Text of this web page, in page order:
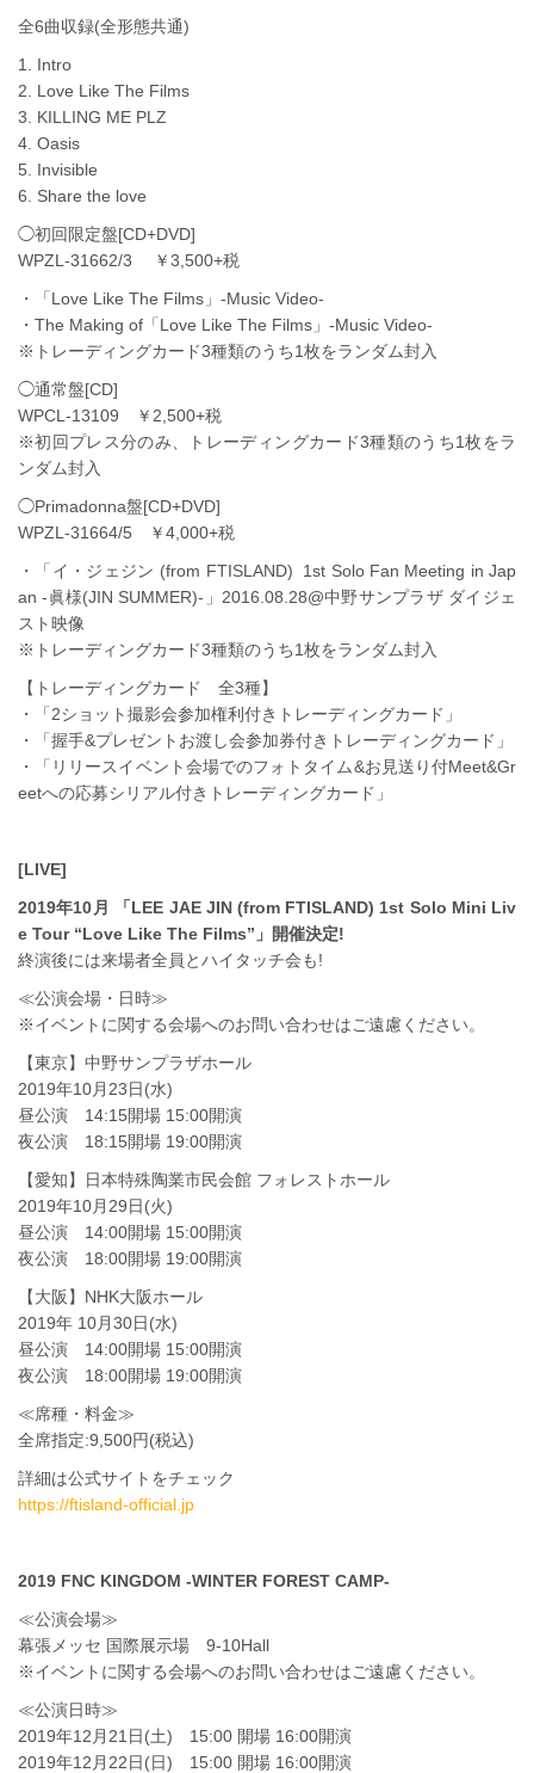
全6曲収録(全形態共通)
1. Intro
2. Love Like The Films
3. KILLING ME PLZ
4. Oasis
5. Invisible
6. Share the love
◯初回限定盤[CD+DVD]
WPZL-31662/3 ￥3,500+税
・「Love Like The Films」-Music Video-
・The Making of「Love Like The Films」-Music Video-
※トレーディングカード3種類のうち1枚をランダム封入
◯通常盤[CD]
WPCL-13109 ￥2,500+税
※初回プレス分のみ、トレーディングカード3種類のうち1枚をラ
ンダム封入
◯Primadonna盤[CD+DVD]
WPZL-31664/5 ￥4,000+税
・「イ・ジェジン (from FTISLAND) 1st Solo Fan Meeting in Jap
an -眞様(JIN SUMMER)-」2016.08.28@中野サンプラザ ダイジェ
スト映像
※トレーディングカード3種類のうち1枚をランダム封入
【トレーディングカード 全3種】
・「2ショット撮影会参加権利付きトレーディングカード」
・「握手&プレゼントお渡し会参加券付きトレーディングカード」
・「リリースイベント会場でのフォトタイム&お見送り付Meet&Gr
eetへの応募シリアル付きトレーディングカード」
[LIVE]
2019年10月 「LEE JAE JIN (from FTISLAND) 1st Solo Mini Liv
e Tour “Love Like The Films”」開催決定!
終演後には来場者全員とハイタッチ会も!
≪公演会場・日時≫
※イベントに関する会場へのお問い合わせはご遠慮ください。
【東京】中野サンプラザホール
2019年10月23日(水)
昼公演 14:15開場 15:00開演
夜公演 18:15開場 19:00開演
【愛知】日本特殊陶業市民会館 フォレストホール
2019年10月29日(火)
昼公演 14:00開場 15:00開演
夜公演 18:00開場 19:00開演
【大阪】NHK大阪ホール
2019年 10月30日(水)
昼公演 14:00開場 15:00開演
夜公演 18:00開場 19:00開演
≪席種・料金≫
全席指定:9,500円(税込)
詳細は公式サイトをチェック
https://ftisland-official.jp
2019 FNC KINGDOM -WINTER FOREST CAMP-
≪公演会場≫
幕張メッセ 国際展示場 9-10Hall
※イベントに関する会場へのお問い合わせはご遠慮ください。
≪公演日時≫
2019年12月21日(土) 15:00 開場 16:00開演
2019年12月22日(日) 15:00 開場 16:00開演